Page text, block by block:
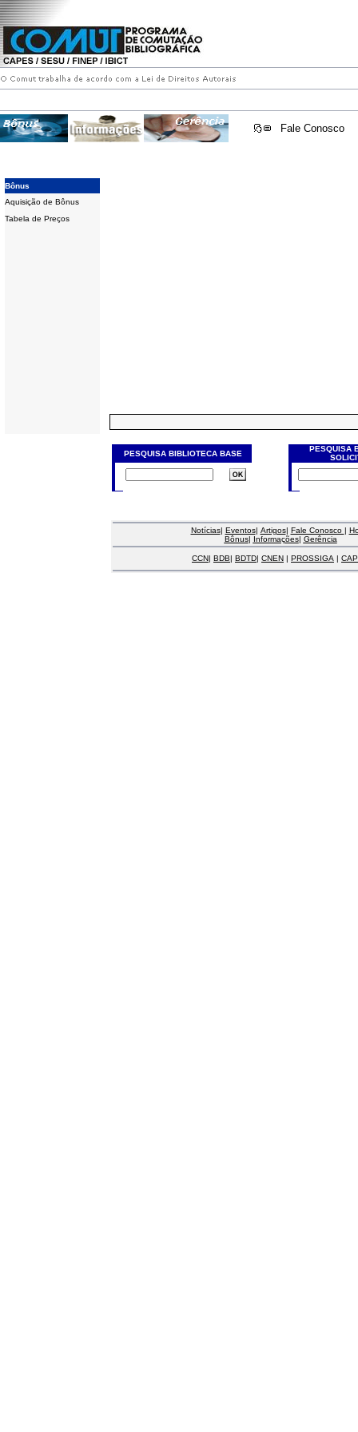
Fale Conosco
Bônus
Aquisição de Bônus
Tabela de Preços
PESQUISA BIBLIOTECA BASE
PESQUISA
Notícias| Eventos| Artigos| Fale Conosco |
Bônus| Informações| Gerência
CCN| BDB| BDTD| CNEN | PROSSIGA |